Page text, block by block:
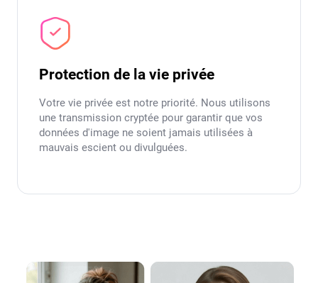
Protection de la vie privée
Votre vie privée est notre priorité. Nous utilisons
une transmission cryptée pour garantir que vos
données d'image ne soient jamais utilisées à
mauvais escient ou divulguées.